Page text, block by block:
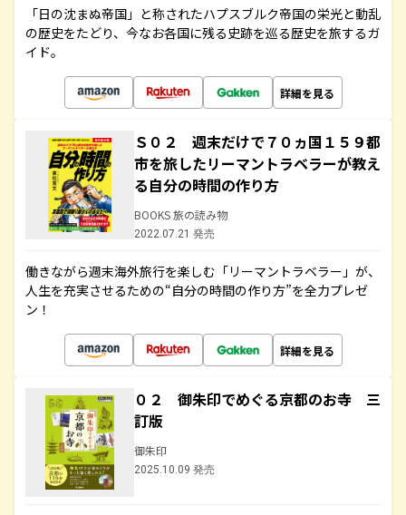
「日の沈まぬ帝国」と称されたハプスブルク帝国の栄光と動乱
の歴史をたどり、今なお各国に残る史跡を巡る歴史を旅するガ
イド。
詳細を見る
Ｓ０２ 週末だけで７０ヵ国１５９都
市を旅したリーマントラベラーが教え
る自分の時間の作り方
BOOKS 旅の読み物
2022.07.21 発売
働きながら週末海外旅行を楽しむ「リーマントラベラー」が、
人生を充実させるための“自分の時間の作り方”を全力プレゼ
ン！
詳細を見る
０２ 御朱印でめぐる京都のお寺 三
訂版
御朱印
2025.10.09 発売